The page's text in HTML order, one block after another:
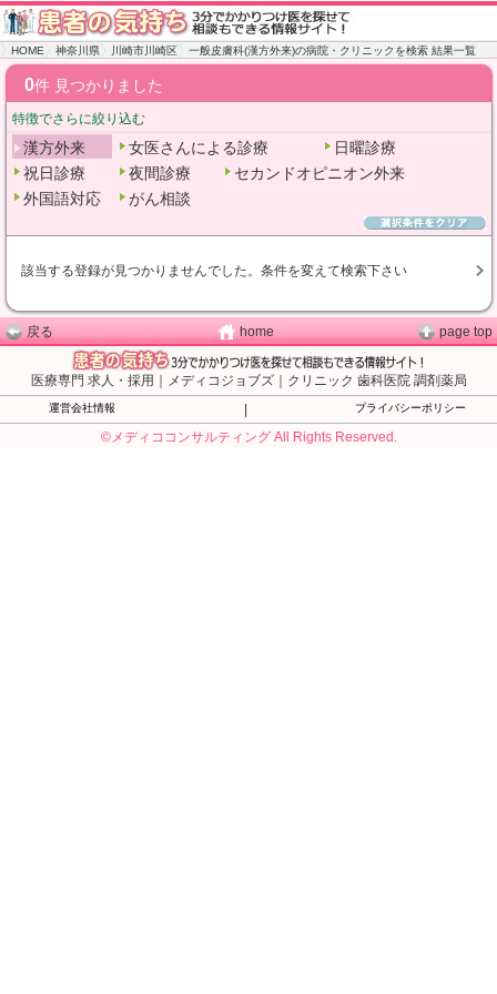
HOME 神奈川県 川崎市川崎区 一般皮膚科(漢方外来)の病院・クリニックを検索 結果一覧
0件 見つかりました
特徴でさらに絞り込む
漢方外来 女医さんによる診療
日曜診療
祝日診療
夜間診療
セカンドオピニオン外来
外国語対応
がん相談
該当する登録が見つかりませんでした。条件を変えて検索下さい
戻る home page top
医療専門 求人・採用｜メディコジョブズ｜クリニック 歯科医院 調剤薬局
運営会社情報 プライバシーポリシー
©メディココンサルティング All Rights Reserved.